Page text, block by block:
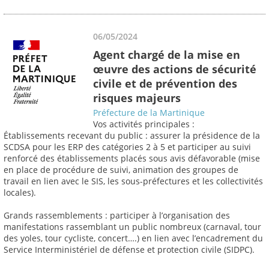
06/05/2024
Agent chargé de la mise en
œuvre des actions de sécurité
civile et de prévention des
risques majeurs
Préfecture de la Martinique
Vos activités principales :
Établissements recevant du public : assurer la présidence de la
SCDSA pour les ERP des catégories 2 à 5 et participer au suivi
renforcé des établissements placés sous avis défavorable (mise
en place de procédure de suivi, animation des groupes de
travail en lien avec le SIS, les sous-préfectures et les collectivités
locales).
Grands rassemblements : participer à l’organisation des
manifestations rassemblant un public nombreux (carnaval, tour
des yoles, tour cycliste, concert….) en lien avec l’encadrement du
Service Interministériel de défense et protection civile (SIDPC).